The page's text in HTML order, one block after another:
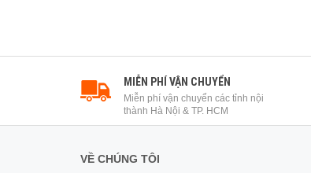
MIỄN PHÍ VẬN CHUYỂN
Miễn phí vận chuyển các tỉnh nội
thành Hà Nội & TP. HCM
VỀ CHÚNG TÔI